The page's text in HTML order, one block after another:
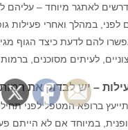
לאתגר מיוחד – עליהם
לפני, במהלך ואחרי פעילות
להם לדעת כיצד הגוף
לעיתים מסוכנים,
– יש לבדוק את
ברופא המטפל לפני
במיוחד אם לא הייתם